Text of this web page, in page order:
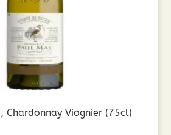
Chardonnay Viognier (75cl)